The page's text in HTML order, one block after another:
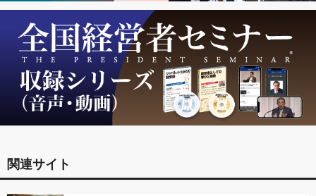
関連サイト